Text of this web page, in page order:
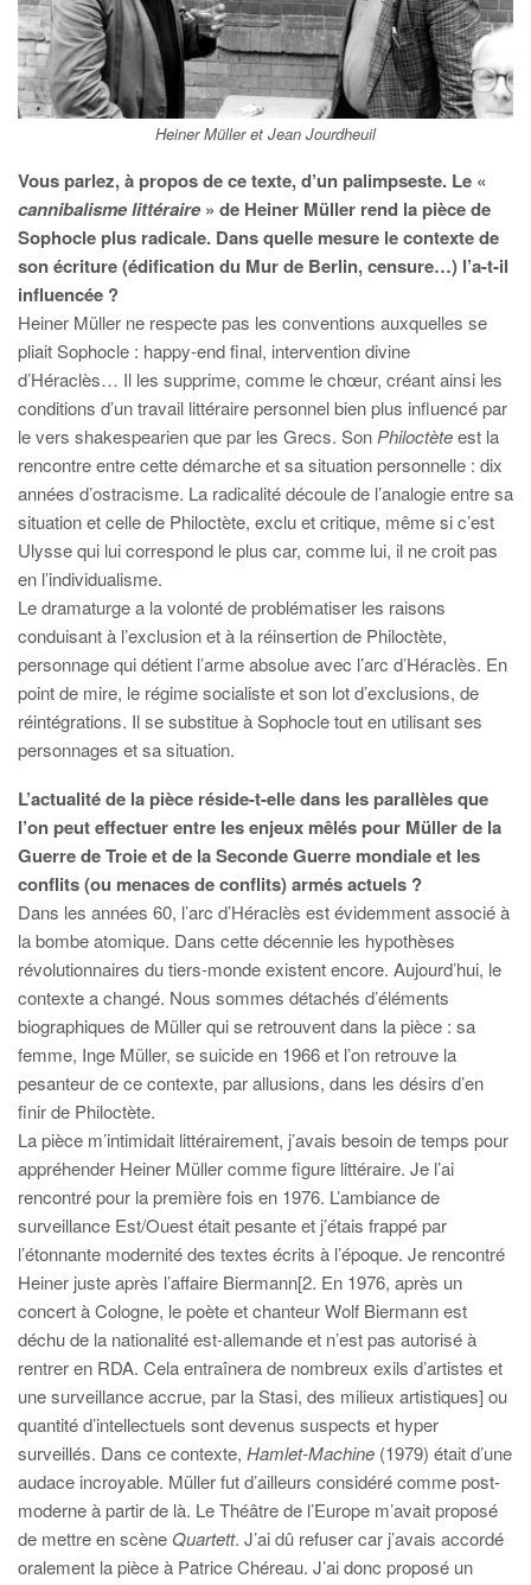
Heiner Müller et Jean Jourdheuil
Vous parlez, à propos de ce texte, d’un palimpseste. Le «
cannibalisme littéraire» de Heiner Müller rend la pièce de
Sophocle plus radicale. Dans quelle mesure le contexte de
son écriture (édification du Mur de Berlin, censure…) l’a-t-il
influencée ?
Heiner Müller ne respecte pas les conventions auxquelles se
pliait Sophocle : happy-end final, intervention divine
d’Héraclès… Il les supprime, comme le chœur, créant ainsi les
conditions d’un travail littéraire personnel bien plus influencé par
le vers shakespearien que par les Grecs. SonPhiloctèteest la
rencontre entre cette démarche et sa situation personnelle : dix
années d’ostracisme. La radicalité découle de l’analogie entre sa
situation et celle de Philoctète, exclu et critique, même si c’est
Ulysse qui lui correspond le plus car, comme lui, il ne croit pas
en l’individualisme.
Le dramaturge a la volonté de problématiser les raisons
conduisant à l’exclusion et à la réinsertion de Philoctète,
personnage qui détient l’arme absolue avec l’arc d’Héraclès. En
point de mire, le régime socialiste et son lot d’exclusions, de
réintégrations. Il se substitue à Sophocle tout en utilisant ses
personnages et sa situation.
L’actualité de la pièce réside-t-elle dans les parallèles que
l’on peut effectuer entre les enjeux mêlés pour Müller de la
Guerre de Troie et de la Seconde Guerre mondiale et les
conflits (ou menaces de conflits) armés actuels ?
Dans les années 60, l’arc d’Héraclès est évidemment associé à
la bombe atomique. Dans cette décennie les hypothèses
révolutionnaires du tiers-monde existent encore. Aujourd’hui, le
contexte a changé. Nous sommes détachés d’éléments
biographiques de Müller qui se retrouvent dans la pièce : sa
femme, Inge Müller, se suicide en 1966 et l’on retrouve la
pesanteur de ce contexte, par allusions, dans les désirs d’en
finir de Philoctète.
La pièce m’intimidait littérairement, j’avais besoin de temps pour
appréhender Heiner Müller comme figure littéraire. Je l’ai
rencontré pour la première fois en 1976. L’ambiance de
surveillance Est/Ouest était pesante et j’étais frappé par
l’étonnante modernité des textes écrits à l’époque. Je rencontré
Heiner juste après l’affaire Biermann[2. En 1976, après un
concert à Cologne, le poète et chanteur Wolf Biermann est
déchu de la nationalité est-allemande et n’est pas autorisé à
rentrer en RDA. Cela entraînera de nombreux exils d’artistes et
une surveillance accrue, par la Stasi, des milieux artistiques] ou
quantité d’intellectuels sont devenus suspects et hyper
surveillés. Dans ce contexte, Hamlet-Machine (1979) était d’une
audace incroyable. Müller fut d’ailleurs considéré comme post-
moderne à partir de là. Le Théâtre de l’Europe m’avait proposé
de mettre en scène Quartett. J’ai dû refuser car j’avais accordé
oralement la pièce à Patrice Chéreau. J’ai donc proposé un